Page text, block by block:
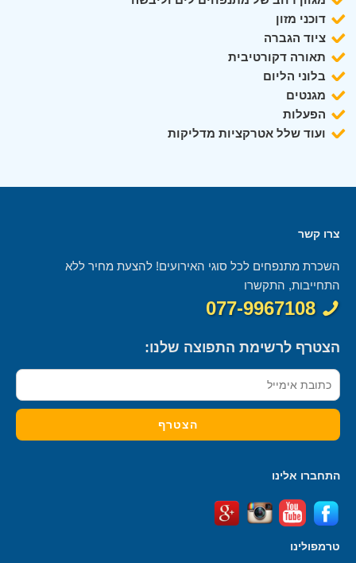
דוכני מזון
ציוד הגברה
תאורה דקורטיבית
בלוני הליום
מגנטים
הפעלות
ועוד שלל אטרקציות מדליקות
צרו קשר
השכרת מתנפחים לכל סוגי האירועים! להצעת מחיר ללא
התחייבות, התקשרו
077-9967108
הצטרף לרשימת התפוצה שלנו:
התחברו אלינו
טרמפולינו